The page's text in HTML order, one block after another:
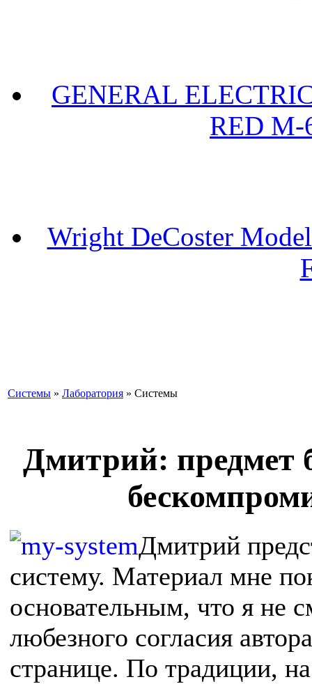
GENERAL
RED M-
Wright DeCoster
Системы » Лаборатория » Cистемы
Дмитрий: предмет
Дмитрий
систему. Материал мне
основательным, что я не
любезного согласия
странице. По традиции,